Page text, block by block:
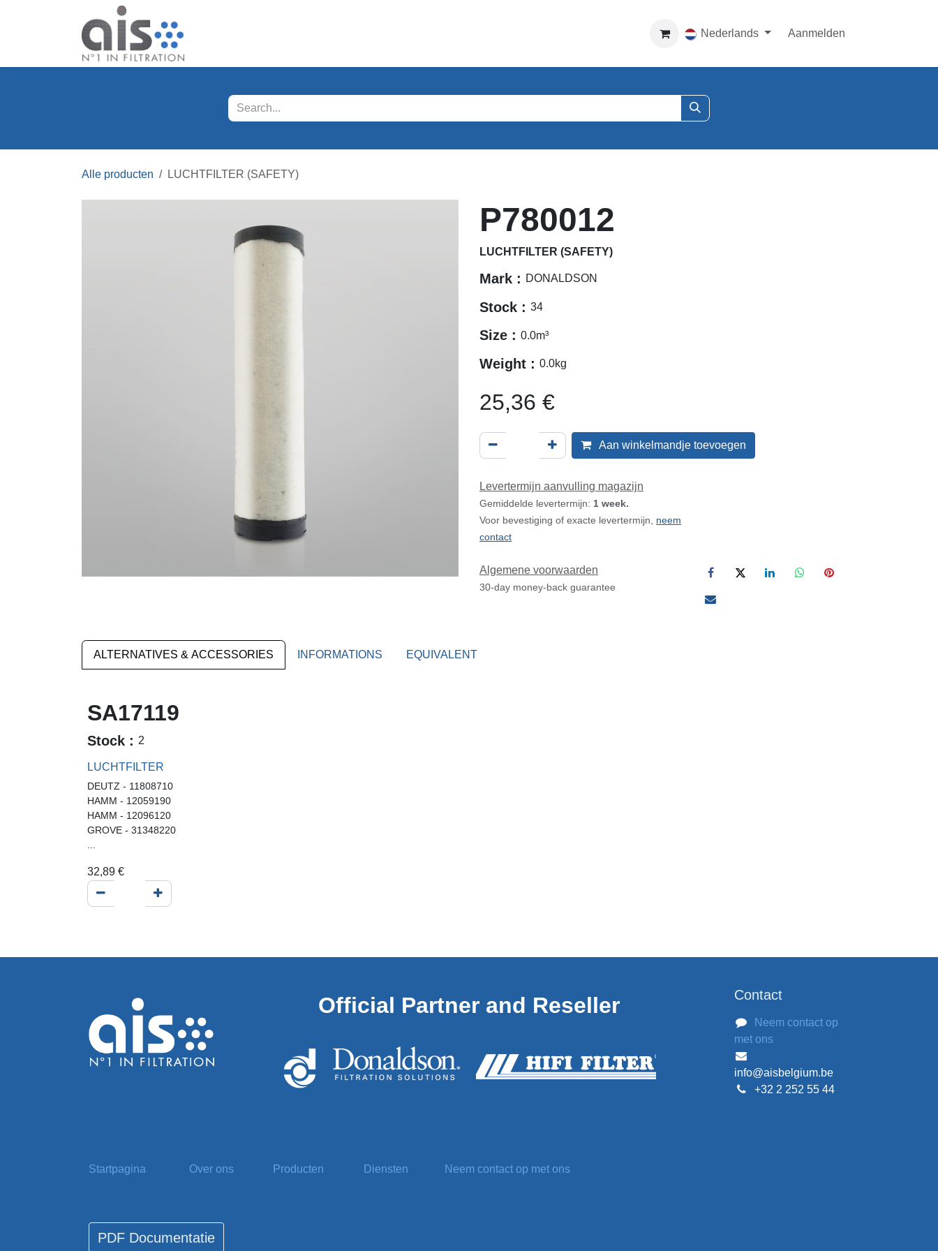
Nederlands Aanmelden
Alle producten LUCHTFILTER (SAFETY)
P780012
LUCHTFILTER (SAFETY)
Mark : DONALDSON
Stock : 34
Size : 0.0m³
Weight : 0.0kg
25,36 €
Aan winkelmandje toevoegen
Levertermijn aanvulling magazijn
Gemiddelde levertermijn: 1 week.
Voor bevestiging of exacte levertermijn, neem
contact
Algemene voorwaarden
30-day money-back guarantee
ALTERNATIVES & ACCESSORIES INFORMATIONS EQUIVALENT
SA17119
Stock : 2
LUCHTFILTER
DEUTZ - 11808710
HAMM - 12059190
HAMM - 12096120
GROVE - 31348220
32,89 €
Contact
Neem contact op
met ons
info@aisbelgium.be
+32 2 252 55 44
Official Partner and Reseller
Startpagina Over ons Producten Diensten Neem contact op met ons
PDF Documentatie